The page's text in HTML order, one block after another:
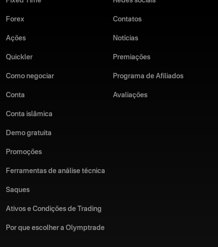
Forex
Ações
Quickler
Como negociar
Conta
Conta islâmica
Demo gratuita
Promoções
Ferramentas de análise técnica
Saques
Ativos e Condições de Trading
Por que escolher a Olymptrade
Contatos
Notícias
Premiações
Programa de Afiliados
Avaliações